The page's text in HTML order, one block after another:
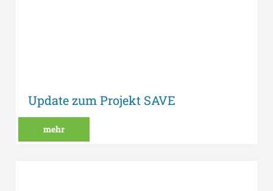
Update zum Projekt SAVE
mehr